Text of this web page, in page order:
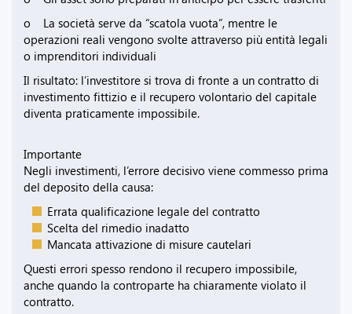
o La società serve da “scatola vuota”, mentre le
operazioni reali vengono svolte attraverso più entità legali
o imprenditori individuali
Il risultato: l’investitore si trova di fronte a un contratto di
investimento fittizio e il recupero volontario del capitale
diventa praticamente impossibile.
Importante
Negli investimenti, l’errore decisivo viene commesso prima
del deposito della causa:
Errata qualificazione legale del contratto
Scelta del rimedio inadatto
Mancata attivazione di misure cautelari
Questi errori spesso rendono il recupero impossibile,
anche quando la controparte ha chiaramente violato il
contratto.